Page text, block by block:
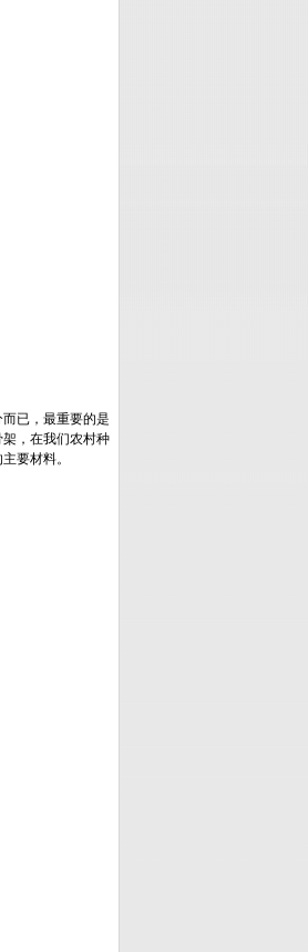
已，最重要的是
，在我们农村种
要材料。